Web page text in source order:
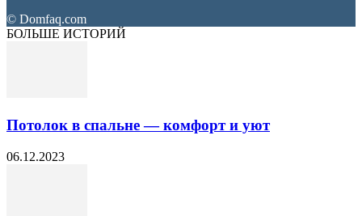
© Domfaq.com
БОЛЬШЕ ИСТОРИЙ
Потолок в спальне — комфорт и уют
06.12.2023